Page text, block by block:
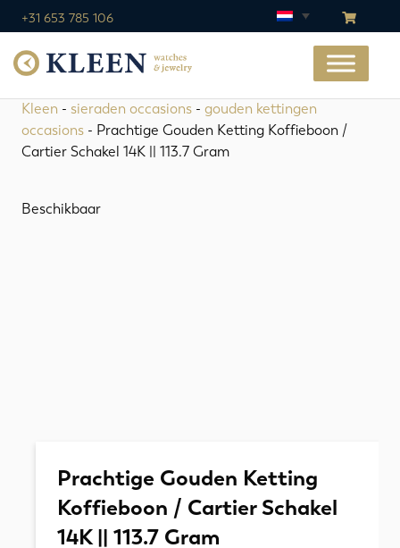
+31 653 785 106
Kleen - sieraden occasions - gouden kettingen
occasions - Prachtige Gouden Ketting Koffieboon /
Cartier Schakel 14K || 113.7 Gram
Beschikbaar
Prachtige Gouden Ketting
Koffieboon / Cartier Schakel
14K || 113.7 Gram